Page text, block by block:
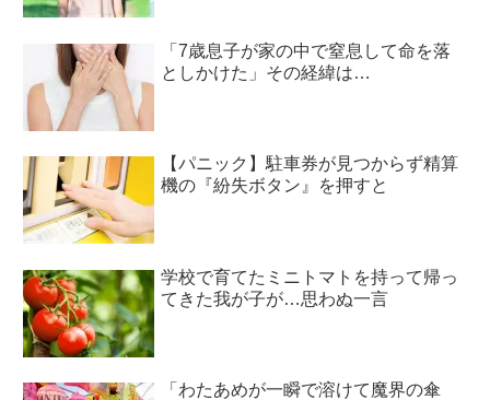
「7歳息子が家の中で窒息して命を落
としかけた」その経緯は…
【パニック】駐車券が見つからず精算
機の『紛失ボタン』を押すと
学校で育てたミニトマトを持って帰っ
てきた我が子が…思わぬ一言
「わたあめが一瞬で溶けて魔界の傘